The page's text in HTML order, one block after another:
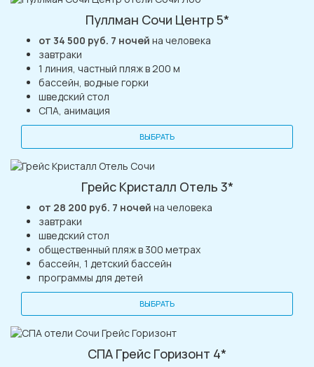
Пуллман Сочи Центр 5*
от 34 500 руб. 7 ночей на человека
завтраки
1 линия, частный пляж в 200 м
бассейн, водные горки
шведский стол
СПА, анимация
ВЫБРАТЬ
Грейс Кристалл Отель 3*
от 28 200 руб. 7 ночей на человека
завтраки
шведский стол
общественный пляж в 300 метрах
бассейн, 1 детский бассейн
программы для детей
ВЫБРАТЬ
СПА Грейс Горизонт 4*